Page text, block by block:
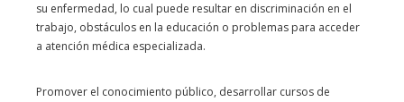
su enfermedad, lo cual puede resultar en discriminación en el
trabajo, obstáculos en la educación o problemas para acceder
a atención médica especializada.
Promover el conocimiento público, desarrollar cursos de